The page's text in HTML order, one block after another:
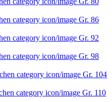
Gr. 86
Gr. 92
Gr. 98
Gr. 104
Gr. 110